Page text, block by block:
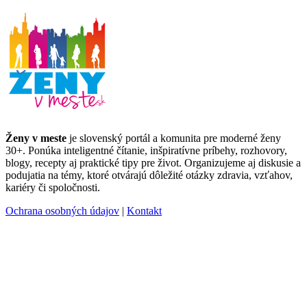
Ženy v meste je slovenský portál a komunita pre moderné ženy
30+. Ponúka inteligentné čítanie, inšpiratívne príbehy, rozhovory,
blogy, recepty aj praktické tipy pre život. Organizujeme aj diskusie a
podujatia na témy, ktoré otvárajú dôležité otázky zdravia, vzťahov,
kariéry či spoločnosti.
Ochrana osobných údajov | Kontakt